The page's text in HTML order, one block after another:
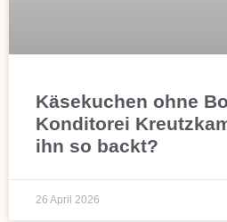
Käsekuchen ohne
Konditorei
ihn so backt?
26 April 2026